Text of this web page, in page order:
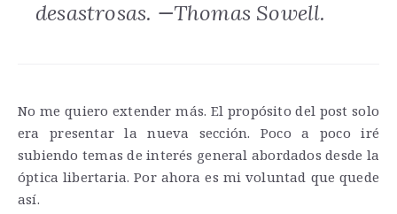
desastrosas. —Thomas Sowell.
No me quiero extender más. El propósito del post solo
era presentar la nueva sección. Poco a poco iré
subiendo temas de interés general abordados desde la
óptica libertaria. Por ahora es mi voluntad que quede
así.